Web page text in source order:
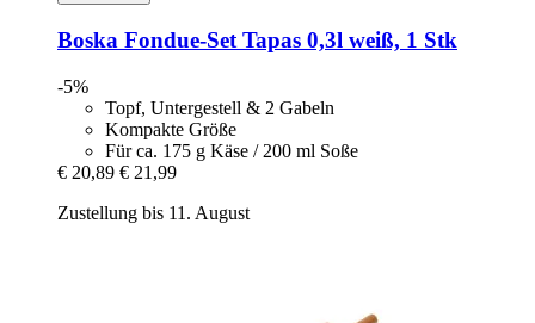
Boska Fondue-​Set Tapas 0,3l weiß, 1 Stk
-5%
Topf, Untergestell & 2 Gabeln
Kompakte Größe
Für ca. 175 g Käse / 200 ml Soße
€ 20,89 € 21,99
Zustellung bis 11. August